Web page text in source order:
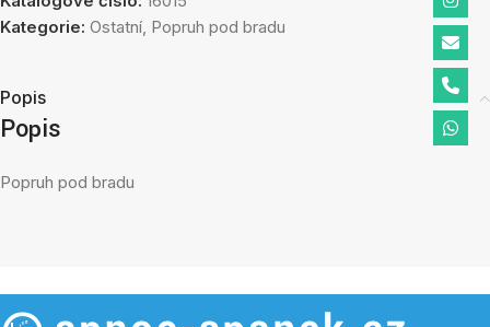
Kategorie: Ostatní, Popruh pod bradu
Popis
Popis
Popruh pod bradu